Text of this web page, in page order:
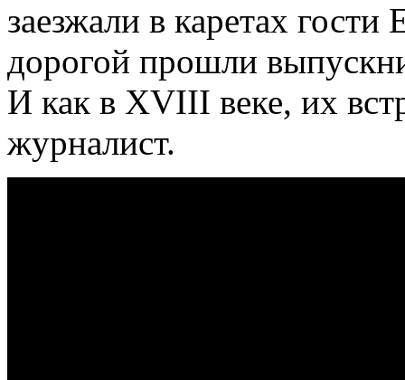
заезжали в каретах
дорогой прошли
И как в XVIII веке, их
журналист.